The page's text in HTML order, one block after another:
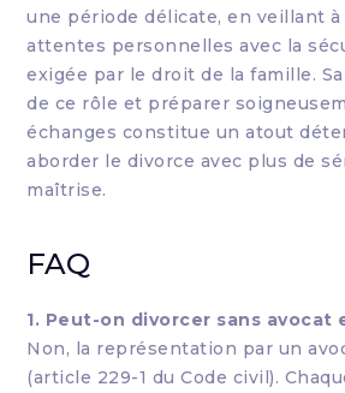
une période délicate, en veillant
attentes personnelles avec la
exigée par le droit de la famille.
de ce rôle et préparer
échanges constitue un atout
aborder le divorce avec plus de
maîtrise.
FAQ
1. Peut-on divorcer sans avocat
Non, la représentation par un
(article 229-1 du Code civil).